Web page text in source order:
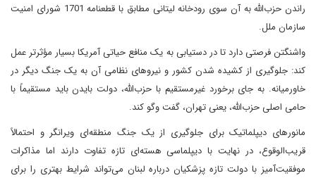
راندن حزب‌الله به آن سوی رودخانه لیتانی مطابق با قطعنامه 1701 شورای امنیت
سازمان ملل.
واشنگتن فرصتی دارد تا در دستیابی به یک منافع حیاتی آمریکا بسیار مؤثرتر عمل
کند: جلوگیری از کشیده شدن کشور و نیروهای نظامی آن به یک جنگ دیگر در
خاورمیانه. به جای برخورد غیرمستقیم با حزب‌الله، دولت بایدن باید مستقیماً با
حامی اصلی حزب‌الله، یعنی تهران، گفت وگو کند.
مانورهای دیپلماتیک برای جلوگیری از یک جنگ منطقه‌ای ویرانگر و احتمالاً
قریب‌الوقوع، در نهایت با دیپلماسی هسته‌ای تازه تفاوت دارند اما مذاکرات
موفقیت‌آمیز با دولت تازه پزشکیان درباره لبنان می‌تواند شرایط بهتری را برای